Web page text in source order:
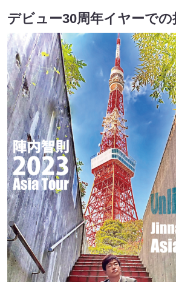
デビュー30周年イヤーでの